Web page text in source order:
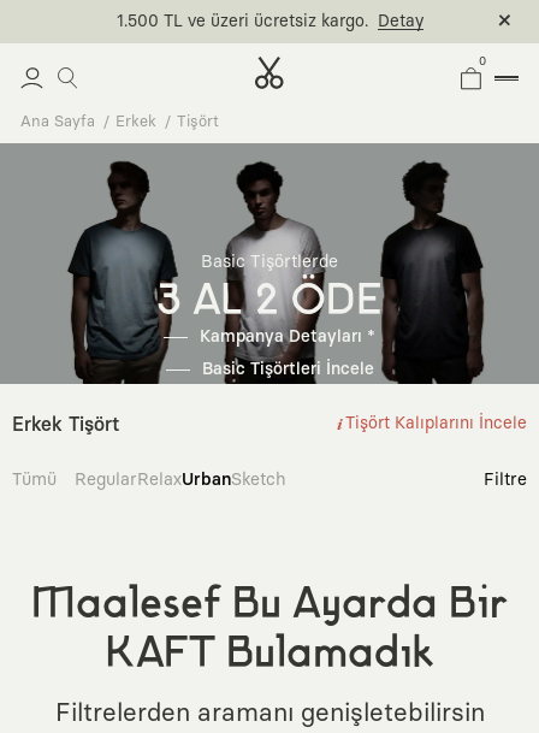
1.500 TL ve üzeri ücretsiz kargo. Detay
0
Ana Sayfa Erkek Tişört
Basic Tişörtlerde
3 AL 2 ÖDE
Kampanya Detayları *
Basic Tişörtleri İncele
Erkek Tişört Tişört Kalıplarını İncele
Tümü RegularRelaxUrbanSketch Filtre
Maalesef Bu Ayarda Bir
KAFT Bulamadık
Filtrelerden aramanı genişletebilirsin